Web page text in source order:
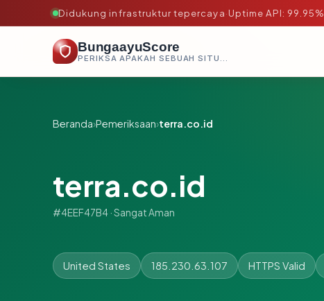
Didukung infrastruktur tepercaya·Uptime API: 99.95%
BungaayuScore
PERIKSA APAKAH SEBUAH SITUS AMAN, TEPERCAYA, DAN TERVERIFIKASI DALAM HITUNGAN DETIK.
Beranda›Pemeriksaan›terra.co.id
terra.co.id
#4EEF47B4 · Sangat Aman
United States 185.230.63.107 HTTPS Valid